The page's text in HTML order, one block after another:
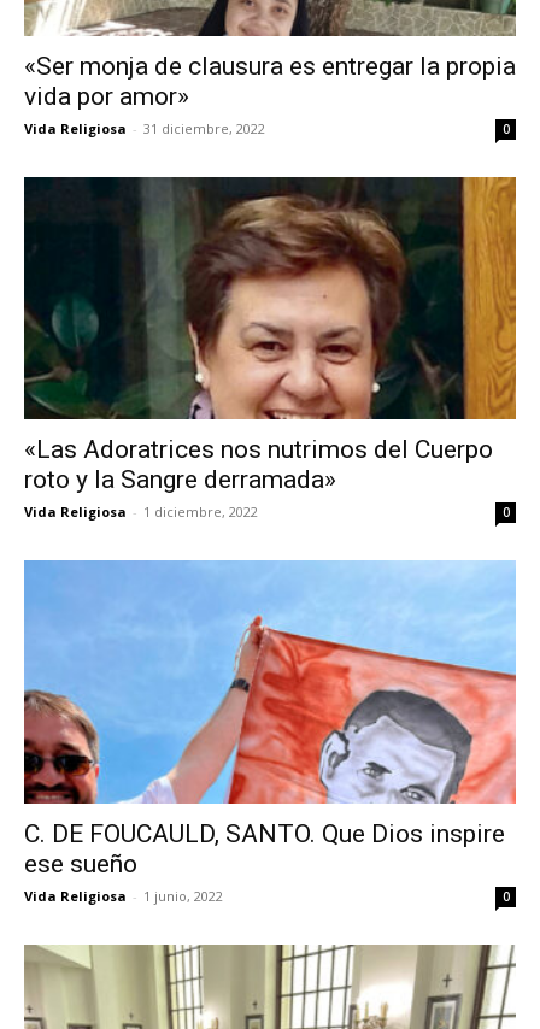
«Ser monja de clausura es entregar la propia
vida por amor»
Vida Religiosa - 31 diciembre, 2022 0
«Las Adoratrices nos nutrimos del Cuerpo
roto y la Sangre derramada»
Vida Religiosa - 1 diciembre, 2022 0
C. DE FOUCAULD, SANTO. Que Dios inspire
ese sueño
Vida Religiosa - 1 junio, 2022 0